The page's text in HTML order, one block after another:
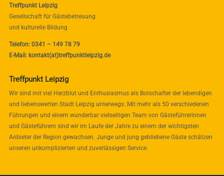
Treffpunkt Leipzig
Gesellschaft für Gästebetreuung
und kulturelle Bildung
Telefon: 0341 – 149 78 79
E-Mail: kontakt(at)treffpunktleipzig.de
Treffpunkt Leipzig
Wir sind mit viel Herzblut und Enthusiasmus als Botschafter der lebendigen
und liebenswerten Stadt Leipzig unterwegs. Mit mehr als 50 verschiedenen
Führungen und einem wunderbar vielseitigen Team von Gästeführerinnen
und Gästeführern sind wir im Laufe der Jahre zu einem der wichtigsten
Anbieter der Region gewachsen. Junge und jung gebliebene Gäste schätzen
unseren unkomplizierten und zuverlässigen Service.